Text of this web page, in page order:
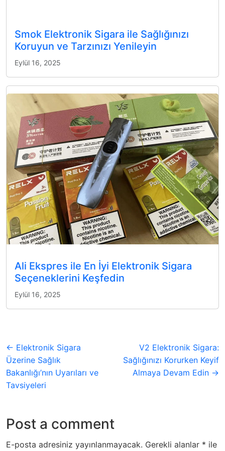
Smok Elektronik Sigara ile Sağlığınızı
Koruyun ve Tarzınızı Yenileyin
Eylül 16, 2025
Ali Ekspres ile En İyi Elektronik Sigara
Seçeneklerini Keşfedin
Eylül 16, 2025
← Elektronik Sigara
Üzerine Sağlık
Bakanlığı’nın Uyarıları ve
Tavsiyeleri
V2 Elektronik Sigara:
Sağlığınızı Korurken Keyif
Almaya Devam Edin →
Post a comment
E-posta adresiniz yayınlanmayacak. Gerekli alanlar * ile